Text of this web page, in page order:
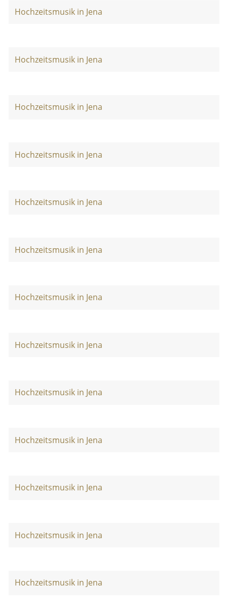
Hochzeitsmusik in Jena
Hochzeitsmusik in Jena
Hochzeitsmusik in Jena
Hochzeitsmusik in Jena
Hochzeitsmusik in Jena
Hochzeitsmusik in Jena
Hochzeitsmusik in Jena
Hochzeitsmusik in Jena
Hochzeitsmusik in Jena
Hochzeitsmusik in Jena
Hochzeitsmusik in Jena
Hochzeitsmusik in Jena
Hochzeitsmusik in Jena